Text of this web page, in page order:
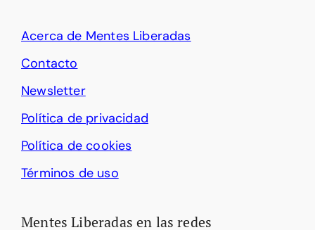
Acerca de Mentes Liberadas
Contacto
Newsletter
Política de privacidad
Política de cookies
Términos de uso
Mentes Liberadas en las redes